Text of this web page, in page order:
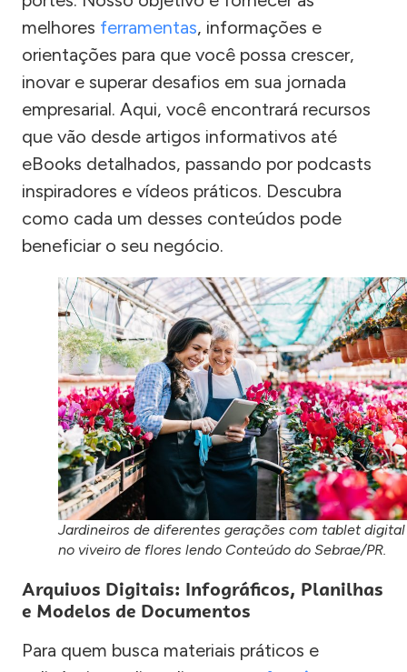
melhores ferramentas, informações e
orientações para que você possa crescer,
inovar e superar desafios em sua jornada
empresarial. Aqui, você encontrará recursos
que vão desde artigos informativos até
eBooks detalhados, passando por podcasts
inspiradores e vídeos práticos. Descubra
como cada um desses conteúdos pode
beneficiar o seu negócio.
Jardineiros de diferentes gerações com tablet digital
no viveiro de flores lendo Conteúdo do Sebrae/PR.
Arquivos Digitais: Infográficos, Planilhas
e Modelos de Documentos
Para quem busca materiais práticos e